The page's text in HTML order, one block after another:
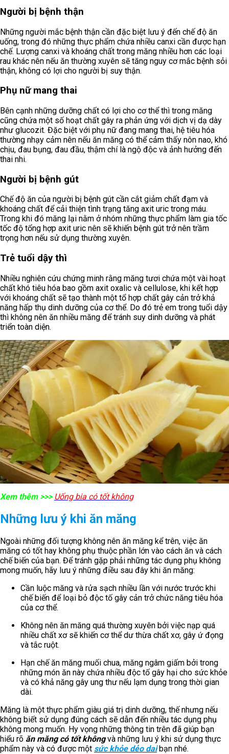
Người bị bệnh thận
Những người mắc bệnh thận cần đặc biệt lưu ý đến chế độ ăn
uống, trong đó những thực phẩm chứa nhiều canxi cần được hạn
chế. Lượng canxi và khoáng chất trong măng nhiều hơn các loại
rau khác nên nếu ăn thường xuyên sẽ tăng nguy cơ mắc bệnh sỏi
thận, không có lợi cho người bị suy thận.
Phụ nữ mang thai
Bên cạnh những dưỡng chất có lợi cho cơ thể thì trong măng
cũng chứa một số hoạt chất gây ra phản ứng với dịch vị dạ dày
như glucozit. Đặc biệt với phụ nữ đang mang thai, hệ tiêu hóa
thường nhạy cảm nên nếu ăn măng có thể cảm thấy nôn nao, khó
chịu, đau bụng, đau đầu, thậm chí là ngộ độc và ảnh hưởng đến
thai nhi.
Người bị bệnh gút
Chế độ ăn của người bị bệnh gút cần cắt giảm chất đạm và
khoáng chất để cải thiện tình trạng tăng axit uric trong máu.
Trong khi đó măng lại nằm ở nhóm những thực phẩm làm gia tốc
tốc độ tổng hợp axit uric nên sẽ khiến bệnh gút trở nên trầm
trọng hơn nếu sử dụng thường xuyên.
Trẻ tuổi dậy thì
Nhiều nghiên cứu chứng minh rằng măng tươi chứa một vài hoạt
chất khó tiêu hóa bao gồm axit oxalic và cellulose, khi kết hợp
với khoáng chất sẽ tạo thành một tổ hợp chất gây cản trở khả
năng hấp thụ dinh dưỡng của cơ thể. Do đó trẻ em trong tuổi dậy
thì không nên ăn nhiều măng để tránh suy dinh dưỡng và phát
triển toàn diện.
Xem thêm >>> Uống bia có tốt không
Những lưu ý khi ăn măng
Ngoài những đối tượng không nên ăn măng kể trên, việc ăn
măng có tốt hay không phụ thuộc phần lớn vào cách ăn và cách
chế biến của bạn. Để tránh gặp phải những tác dụng phụ không
mong muốn, hãy lưu ý những điều sau đây khi ăn măng:
Cần luộc măng và rửa sạch nhiều lần với nước trước khi
chế biến để loại bỏ độc tố gây cản trở chức năng tiêu hóa
của cơ thể.
Không nên ăn măng quá thường xuyên bởi việc nạp quá
nhiều chất xơ sẽ khiến cơ thể dư thừa chất xơ, gây ứ đọng
và tắc ruột.
Hạn chế ăn măng muối chua, măng ngâm giấm bởi trong
những món ăn này chứa nhiều độc tố gây hại cho sức khỏe
và có khả năng gây ung thư nếu lạm dụng trong thời gian
dài.
Măng là một thực phẩm giàu giá trị dinh dưỡng, thế nhưng nếu
không biết sử dụng đúng cách sẽ dẫn đến nhiều tác dụng phụ
không mong muốn. Hy vọng những thông tin trên đã giúp bạn
hiểu rõ ăn măng có tốt khôngvà những lưu ý khi sử dụng thực
phẩm này và có được một sức khỏe dẻo daibạn nhé.